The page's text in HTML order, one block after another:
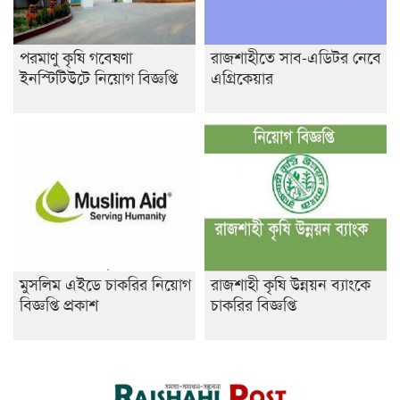
পরমাণু কৃষি গবেষণা
ইনস্টিটিউটে নিয়োগ বিজ্ঞপ্তি
রাজশাহীতে সাব-এডিটর নেবে
এগ্রিকেয়ার
মুসলিম এইডে চাকরির নিয়োগ
বিজ্ঞপ্তি প্রকাশ
রাজশাহী কৃষি উন্নয়ন ব্যাংকে
চাকরির বিজ্ঞপ্তি